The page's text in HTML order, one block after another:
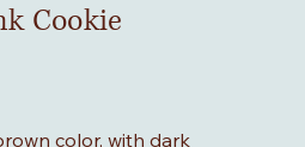
Cookie
color, with dark